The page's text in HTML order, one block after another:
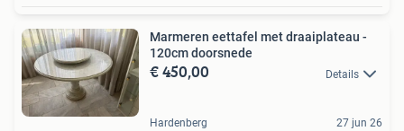
Marmeren eettafel met draaiplateau -
120cm doorsnede
€ 450,00 Details
Hardenberg 27 jun 26